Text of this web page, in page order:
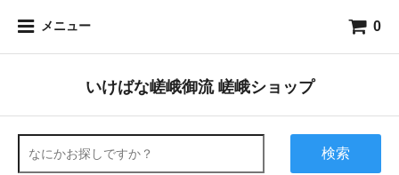
メニュー 0
いけばな嵯峨御流 嵯峨ショップ
検索